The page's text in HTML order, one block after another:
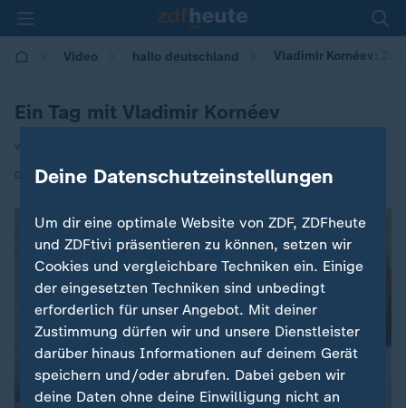
Video hallo deutschland Vladimir Kornéev:
Ein Tag mit Vladimir Kornéev
von Roger Krüger
03.06.2026 | 17:10
Deine Datenschutzeinstellungen
Um dir eine optimale Website von ZDF, ZDFheute
und ZDFtivi präsentieren zu können, setzen wir
Cookies und vergleichbare Techniken ein. Einige
der eingesetzten Techniken sind unbedingt
erforderlich für unser Angebot. Mit deiner
Zustimmung dürfen wir und unsere Dienstleister
darüber hinaus Informationen auf deinem Gerät
speichern und/oder abrufen. Dabei geben wir
deine Daten ohne deine Einwilligung nicht an